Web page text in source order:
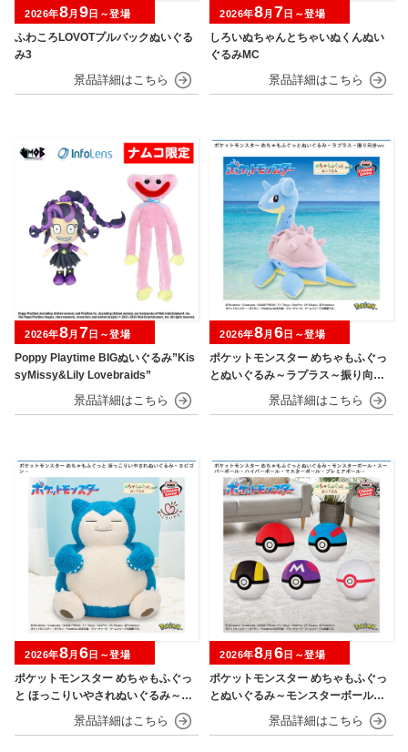
ふわころLOVOTプルバックぬいぐる
み3
2026年8月 9日～登場
しろいぬちゃんとちゃいぬくんぬい
ぐるみMC
2026年8月 7日～登場
Poppy Playtime BIGぬいぐるみ”Kis
syMissy&Lily Lovebraids”
2026年8月 7日～登場
ポケットモンスター めちゃもふぐっ
とぬいぐるみ～ラプラス～振り向きv
2026年8月 6日～登場
ポケットモンスター めちゃもふぐっ
と ほっこりいやされぬいぐるみ～カ
2026年8月 6 日～登場
ポケットモンスター めちゃもふぐっ
とぬいぐるみ～モンスターボール・
スーパーボール・ハイパーボール・
マスターボール・プレミアボール～
2026年8月 6 日～登場